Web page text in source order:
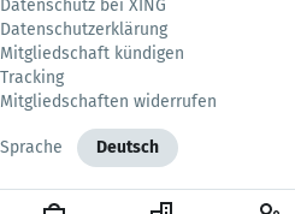
Datenschutz bei XING
Datenschutzerklärung
Mitgliedschaft kündigen
Tracking
Mitgliedschaften widerrufen
Sprache Deutsch